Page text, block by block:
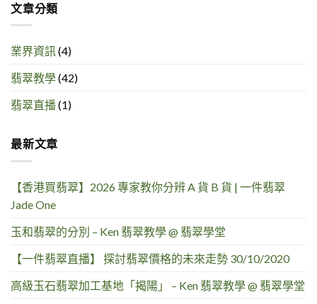
文章分類
業界資訊(4)
翡翠教學(42)
翡翠直播(1)
最新文章
【香港買翡翠】2026 專家教你分辨 A 貨 B 貨 | 一件翡翠
Jade One
玉和翡翠的分別 – Ken 翡翠教學 @ 翡翠學堂
【一件翡翠直播】 探討翡翠價格的未來走勢 30/10/2020
高級玉石翡翠加工基地「揭陽」 – Ken 翡翠教學 @ 翡翠學堂